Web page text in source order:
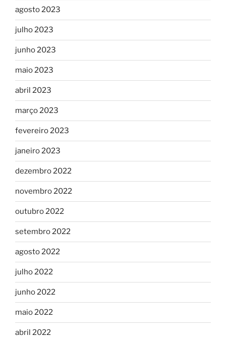
agosto 2023
julho 2023
junho 2023
maio 2023
abril 2023
março 2023
fevereiro 2023
janeiro 2023
dezembro 2022
novembro 2022
outubro 2022
setembro 2022
agosto 2022
julho 2022
junho 2022
maio 2022
abril 2022